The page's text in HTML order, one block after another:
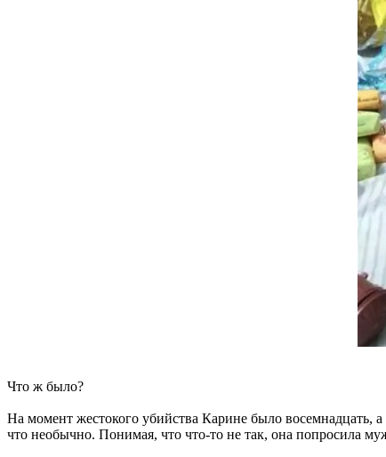
Что ж было?
На момент жестокого убийства Карине было восемнадцать,
что необычно. Понимая, что что-то не так, она попросила